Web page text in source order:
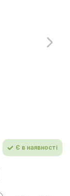
Є в наявності